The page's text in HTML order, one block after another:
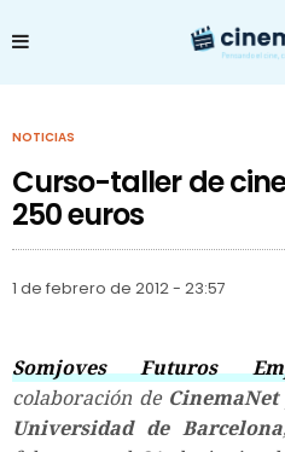
NOTICIAS
Curso-taller de
250 euros
1 de febrero de 2012 - 23:57
Somjoves Futuros
colaboración de CinemaNet
Universidad de Barcelona